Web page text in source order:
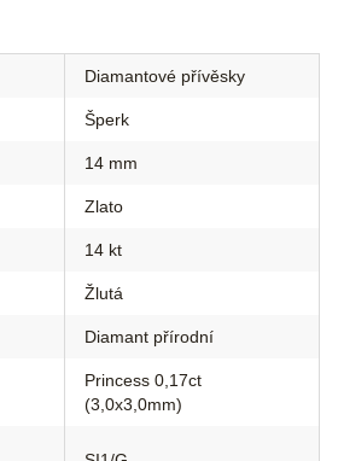
Diamantové přívěsky
Šperk
14 mm
Zlato
14 kt
Žlutá
Diamant přírodní
Princess 0,17ct
(3,0x3,0mm)